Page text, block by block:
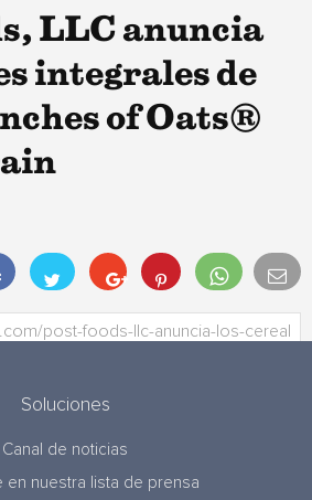
LLC anuncia
integrales de
of Oats®
Soluciones
Canal de noticias
en nuestra lista de prensa